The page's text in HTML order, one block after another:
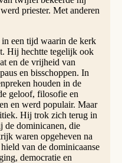
priester. Met anderen
een tijd waarin de kerk
Hij hechtte tegelijk ook
en de vrijheid van
en bisschoppen. In
houden in de
geloof, filosofie en
en werd populair. Maar
Hij trok zich terug in
de dominicanen, die
waren opgeheven na
van de dominicaanse
democratie en